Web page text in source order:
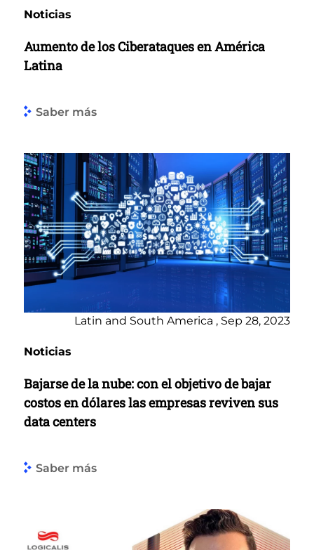
Noticias
Aumento de los Ciberataques en América
Latina
Saber más
Latin and South America , Sep 28, 2023
Noticias
Bajarse de la nube: con el objetivo de bajar
costos en dólares las empresas reviven sus
data centers
Saber más